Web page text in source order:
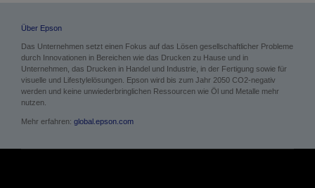
Über Epson
Das Unternehmen setzt einen Fokus auf das Lösen gesellschaftlicher Probleme
durch Innovationen in Bereichen wie das Drucken zu Hause und in
Unternehmen, das Drucken in Handel und Industrie, in der Fertigung sowie für
visuelle und Lifestylelösungen. Epson wird bis zum Jahr 2050 CO2-negativ
werden und keine unwiederbringlichen Ressourcen wie Öl und Metalle mehr
nutzen.
Mehr erfahren: global.epson.com